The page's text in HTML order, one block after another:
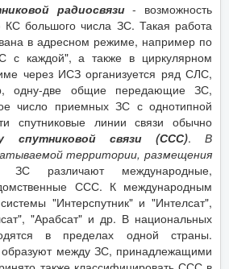
радиосвязи- возможность
большого числа ЗС. Такая работа
в адресном режиме, например по
с каждой", а также в циркулярном
через ИСЗ организуется ряд СЛС,
одну-две общие передающие ЗС,
число приемных ЗС с однотипной
спутниковые линии связи обычно
спутниковой связи (ССС).В
территории, размещения
ЗС различают международные,
ССС. К международным
"Интерспутник" и "Интелсат",
"Арабсат" и др. В национальных
в пределах одной страны.
между ЗС, принадлежащими